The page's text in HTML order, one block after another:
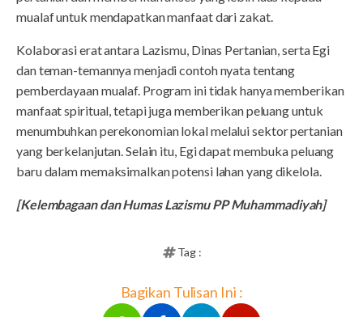
mualaf untuk mendapatkan manfaat dari zakat.
Kolaborasi erat antara Lazismu, Dinas Pertanian, serta Egi
dan teman-temannya menjadi contoh nyata tentang
pemberdayaan mualaf. Program ini tidak hanya memberikan
manfaat spiritual, tetapi juga memberikan peluang untuk
menumbuhkan perekonomian lokal melalui sektor pertanian
yang berkelanjutan. Selain itu, Egi dapat membuka peluang
baru dalam memaksimalkan potensi lahan yang dikelola.
[Kelembagaan dan Humas Lazismu PP Muhammadiyah]
Tag :
Bagikan Tulisan Ini :